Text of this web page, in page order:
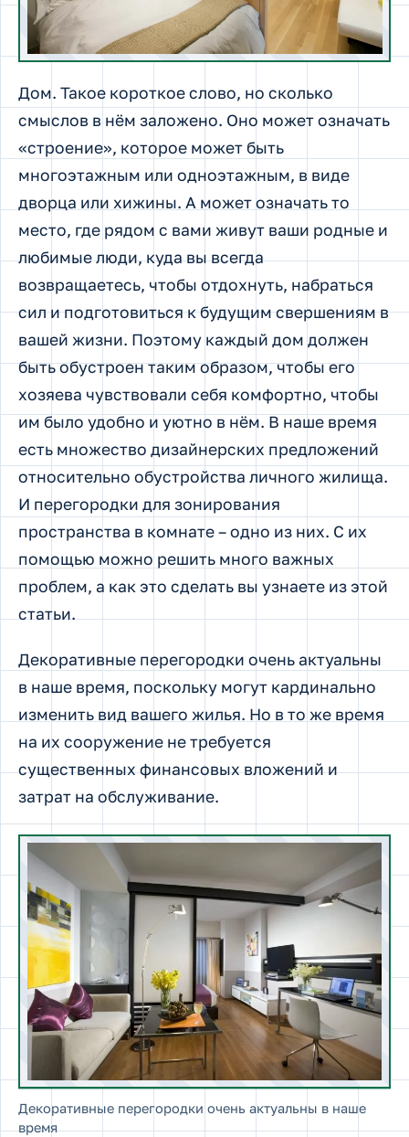
Дом. Такое короткое слово, но сколько
смыслов в нём заложено. Оно может означать
«строение», которое может быть
многоэтажным или одноэтажным, в виде
дворца или хижины. А может означать то
место, где рядом с вами живут ваши родные и
любимые люди, куда вы всегда
возвращаетесь, чтобы отдохнуть, набраться
сил и подготовиться к будущим свершениям в
вашей жизни. Поэтому каждый дом должен
быть обустроен таким образом, чтобы его
хозяева чувствовали себя комфортно, чтобы
им было удобно и уютно в нём. В наше время
есть множество дизайнерских предложений
относительно обустройства личного жилища.
И перегородки для зонирования
пространства в комнате – одно из них. С их
помощью можно решить много важных
проблем, а как это сделать вы узнаете из этой
статьи.
Декоративные перегородки очень актуальны
в наше время, поскольку могут кардинально
изменить вид вашего жилья. Но в то же время
на их сооружение не требуется
существенных финансовых вложений и
затрат на обслуживание.
Декоративные перегородки очень актуальны в наше
время